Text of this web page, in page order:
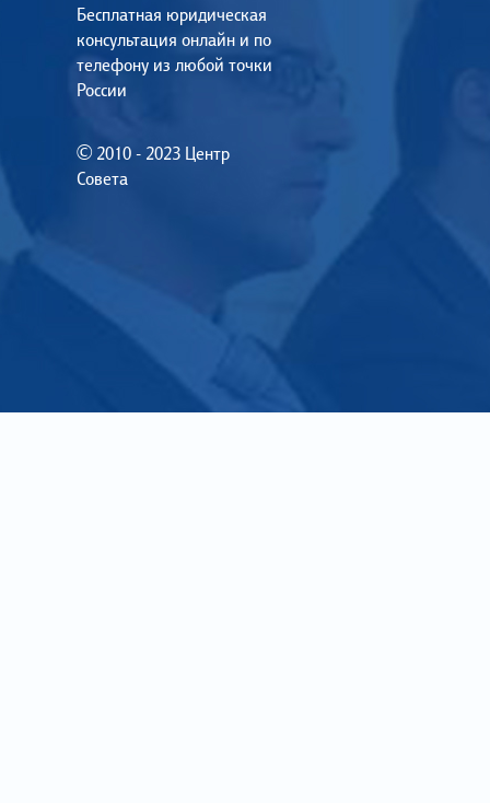
Бесплатная юридическая
консультация онлайн и по
телефону из любой точки
России
© 2010 - 2023 Центр
Совета